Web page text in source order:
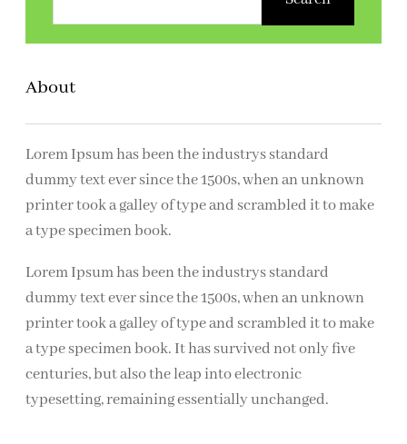
k
n
About
Lorem Ipsum has been the industrys standard
dummy text ever since the 1500s, when an unknown
printer took a galley of type and scrambled it to make
a type specimen book.
Lorem Ipsum has been the industrys standard
dummy text ever since the 1500s, when an unknown
printer took a galley of type and scrambled it to make
a type specimen book. It has survived not only five
centuries, but also the leap into electronic
typesetting, remaining essentially unchanged.